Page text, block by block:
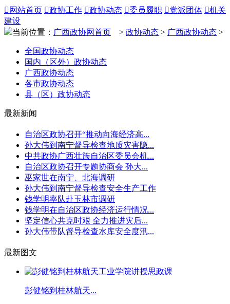
 网站首页 政协工作 政协动态 委员履职 党派团体 机关
建设
当前位置： 广西政协网首页 > 政协动态 > 广西政协动态 >
全国政协动态
国内（区外）政协动态
广西政协动态
各市政协动态
县（区）政协动态
最新新闻
自治区政协召开“推动向海经济高...
孙大伟到南宁督导检查地质灾害隐...
中共政协广西壮族自治区委员会机...
自治区政协召开专题协商会 孙大...
巫家世在南宁、北海调研
孙大伟到南宁督导检查安全生产工作
钱学明率队赴玉林市调研
钱学明在自治区政协经济运行情况...
坚定信心共克时艰 全力推进灾后...
孙大伟带队督导检查水库安全度汛...
最新图文
彭健铭到桂林航天...